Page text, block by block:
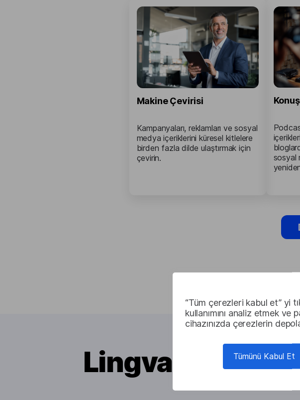
“Tüm çerezleri kabul et” yi
kullanımını analiz etmek ve
cihazınızda çerezlerin
Tümünü Kabul Et
Makine Çevirisi
Kampanyaları, reklamları ve sosyal
medya içeriklerini küresel kitlelere
birden fazla dilde ulaştırmak için
çevirin.
sosyal
Lingvanex size